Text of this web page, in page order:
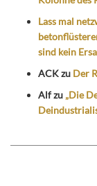
Lass mal
sind kein
ACKzu Der
Alfzu „Die